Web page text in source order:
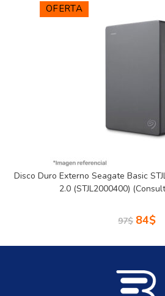
OFERTA
Disco Duro Externo Seagate Basic
2.0 (STJL2000400)
97$ 84$